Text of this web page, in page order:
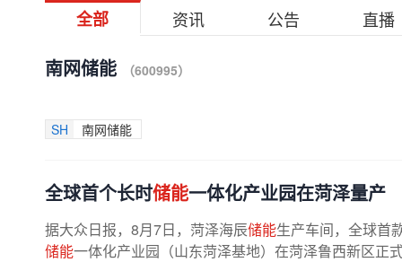
全部 资讯 公告 直播
南网储能 （600995）
SH 南网储能
全球首个长时储能一体化产业园在菏泽量产
据大众日报，8月7日，菏泽海辰储能生产车间，全球首
储能一体化产业园（山东菏泽基地）在菏泽鲁西新区正